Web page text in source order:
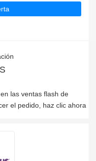
las ventas flash de
el pedido, haz clic ahora